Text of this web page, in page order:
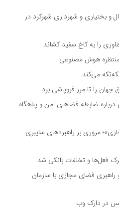
و بختیاری و شهرداری شهرکرد در
را به کاخ سفید کشاند
هوش مصنوعی
می‌کند
را تا مرز فروپاشی برد
ضابطه فضا‌های امن و پناهگاه
مروری بر راهبرد‌های سایبری
فعل‌ها و تخلفات بانکی شد
فضای مجازی با سازمان